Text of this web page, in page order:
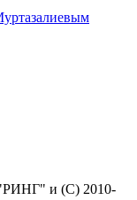
"РИНГ" и (С) 2010-